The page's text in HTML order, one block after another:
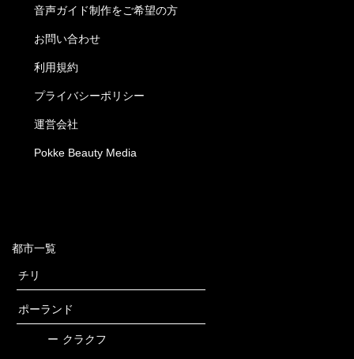
音声ガイド制作をご希望の方
お問い合わせ
利用規約
プライバシーポリシー
運営会社
Pokke Beauty Media
都市一覧
チリ
ポーランド
ー クラクフ